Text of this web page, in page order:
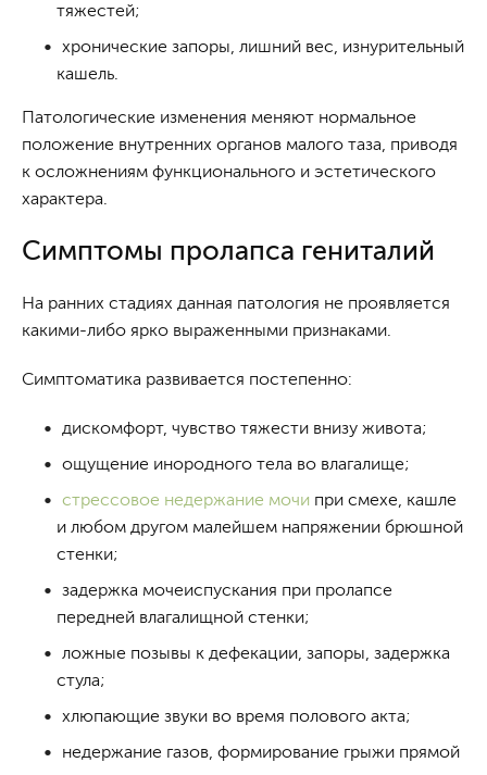
тяжестей;
хронические запоры, лишний вес, изнурительный
кашель.
Патологические изменения меняют нормальное
положение внутренних органов малого таза, приводя
к осложнениям функционального и эстетического
характера.
Симптомы пролапса гениталий
На ранних стадиях данная патология не проявляется
какими-либо ярко выраженными признаками.
Симптоматика развивается постепенно:
дискомфорт, чувство тяжести внизу живота;
ощущение инородного тела во влагалище;
стрессовое недержание мочи при смехе, кашле
и любом другом малейшем напряжении брюшной
стенки;
задержка мочеиспускания при пролапсе
передней влагалищной стенки;
ложные позывы к дефекации, запоры, задержка
стула;
хлюпающие звуки во время полового акта;
недержание газов, формирование грыжи прямой